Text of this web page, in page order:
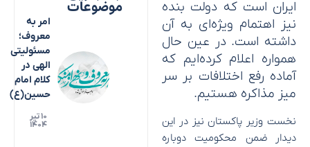
ایران است که دولت بنده
نیز اهتمام ویژه‌ای به آن
داشته است. در عین حال
همواره اعلام کرده‌ایم که
آماده رفع اختلافات بر سر
میز مذاکره هستیم.
نخست وزیر پاکستان نیز در این
دیدار ضمن محکومیت دوباره
موضوعات
امر به
معروف؛
مسئولیتی
الهی در
کلام امام
حسین(ع)
۱۰ تیر
۱۴۰۴